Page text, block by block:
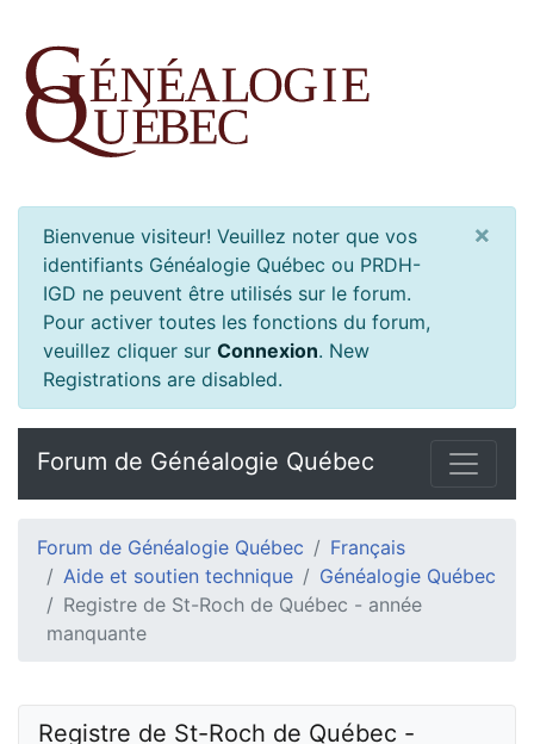
Bienvenue visiteur! Veuillez noter que vos
identifiants Généalogie Québec ou PRDH-
IGD ne peuvent être utilisés sur le forum.
Pour activer toutes les fonctions du forum,
veuillez cliquer sur Connexion. New
Registrations are disabled.
×
Forum de Généalogie Québec
Forum de Généalogie Québec
Français
Aide et soutien technique
Généalogie Québec
Registre de St-Roch de Québec - année
manquante
Registre de St-Roch de Québec -